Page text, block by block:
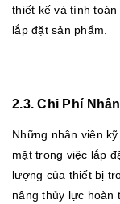
thiết kế và tính
lắp đặt sản phẩm.
2.3. Chi Phí
Những nhân viên
mặt trong việc lắp
lượng của thiết bị
nâng thủy lực hoàn